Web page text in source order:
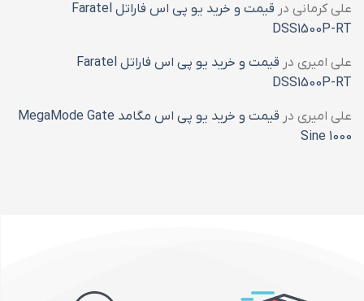
علی کرمانی در
قیمت و خرید یو پی اس فاراتل Faratel
DSS1500P-RT
علی امیری در
قیمت و خرید یو پی اس فاراتل Faratel
DSS1500P-RT
علی امیری در
قیمت و خرید یو پی اس مگامد MegaMode Gate
Sine 1000